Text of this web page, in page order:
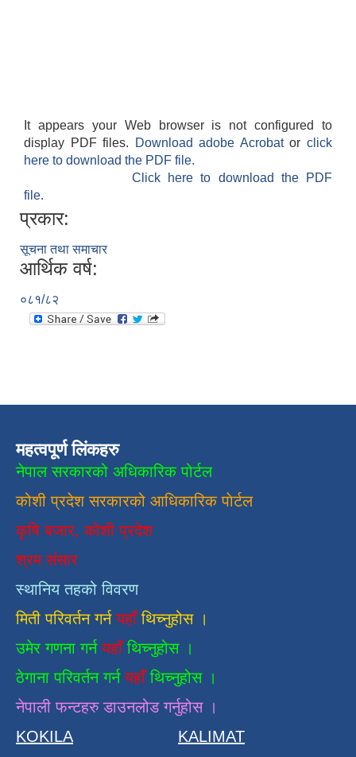
It appears your Web browser is not configured to
display PDF files.
Download adobe Acrobatorclick
here to download the PDF file.
Click here to download the PDF
file.
प्रकार:
सूचना तथा समाचार
आर्थिक वर्ष:
०८१/८२
महत्वपूर्ण लिंकहरु
नेपाल सरकारको अधिकारिक पोर्टल
कोशी प्रदेश सरकारको आधिकारिकपाेर्टल
कृषि बजार, कोशी प्रदेश
श्रम संसार
स्थानिय तहको विवरण
मिती परिवर्तन गर्न यहाँ थिच्नुहोस ।
उमेर गणना गर्नयहाँथिच्नुहोस ।
ठेगाना परिवर्तन गर्नयहाँ थिच्नुहोस ।
नेपाली फन्टहरु डाउनलोड गर्नुहोस ।
KOKILA
KALIMAT